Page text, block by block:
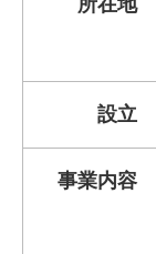
所在地
設立
事業内容